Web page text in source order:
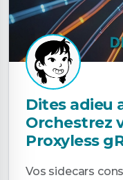
Dites adieu
Orchestrez
Proxyless
Vos sidecars